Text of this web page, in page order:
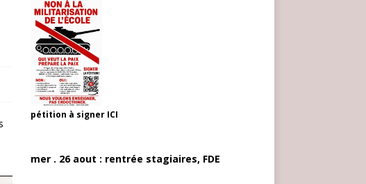
pétition à signer ICI
mer . 26 aout : rentrée stagiaires, FDE